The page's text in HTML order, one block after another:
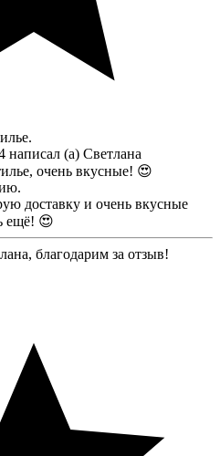
написал (а) Светлана
очень вкусные! 😍
доставку и очень вкусные
ещё! 😍
благодарим за отзыв!